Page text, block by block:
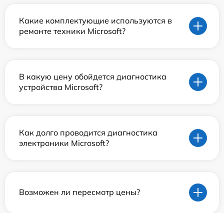
Какие комплектующие используются в
ремонте техники Microsoft?
В какую цену обойдется диагностика
устройства Microsoft?
Как долго проводится диагностика
электроники Microsoft?
Возможен ли пересмотр цены?